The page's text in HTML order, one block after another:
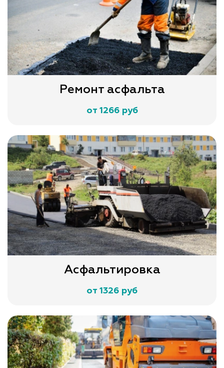
Ремонт асфальта
от 1266 руб
Асфальтировка
от 1326 руб